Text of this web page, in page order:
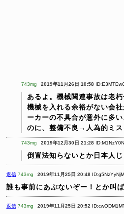
743mg 2019年11月26日 10:58
あるよ。機械関連事故は老
機械を入れる余裕がない会社
ーカーの不具合が意外に多い
のに、整備不良→人為的ミス
743mg 2019年12月30日 21:28
倒置法知らないとか日本人
返信 743mg 2019年11月25日 20:48 ID:g5NzYyNjM
誰も事前にあぶないぞー！とか叫
返信 743mg 2019年11月25日 20:52